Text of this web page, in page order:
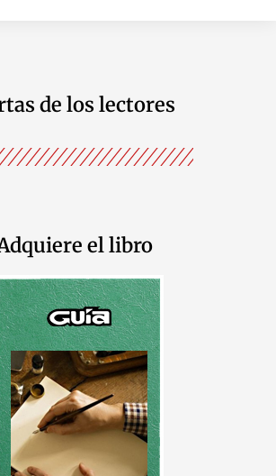
de los lectores
el libro